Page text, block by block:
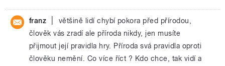
franz
většině lidí chybí pokora před přírodou,
člověk vás zradí ale příroda nikdy, jen musíte
přijmout její pravidla hry. Příroda svá pravidla oproti
člověku nemění. Co více říct ? Kdo chce, tak vidí a